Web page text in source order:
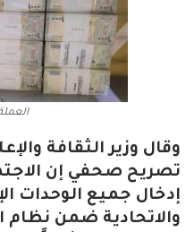
وقال وزير الثقافة
تصريح صحفي إن
إدخال جميع الوحدات
والاتحادية ضمن